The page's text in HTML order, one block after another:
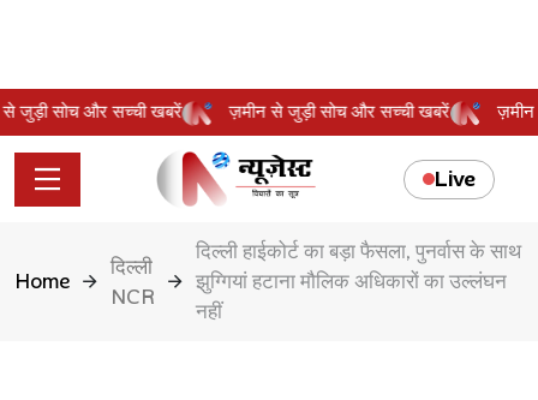
से जुड़ी सोच और सच्ची खबरें ज़मीन से जुड़ी सोच और सच्ची खबरें
Live
Home
दिल्ली
NCR
दिल्ली हाईकोर्ट का बड़ा फैसला, पुनर्वास के साथ
झुग्गियां हटाना मौलिक अधिकारों का उल्लंघन
नहीं